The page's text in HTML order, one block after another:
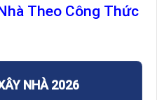
Theo Công Thức
NHÀ 2026